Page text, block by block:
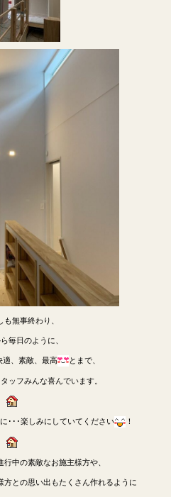
無事終わり、
毎日のように、
、素敵、最高
とまで、
ッフみんな喜んでいます。
･･･楽しみにしていてください ！
中の素敵なお施主様方や、
との思い出もたくさん作れるように